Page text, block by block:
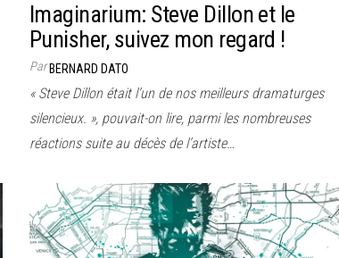
Imaginarium: Steve Dillon et le
Punisher, suivez mon regard !
ParBERNARD DATO
« Steve Dillon était l’un de nos meilleurs dramaturges
silencieux. », pouvait-on lire, parmi les nombreuses
réactions suite au décès de l’artiste…